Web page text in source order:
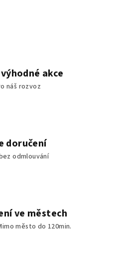
akce
náš rozvoz
doručení
odmlouvání
ve městech
město do 120min.